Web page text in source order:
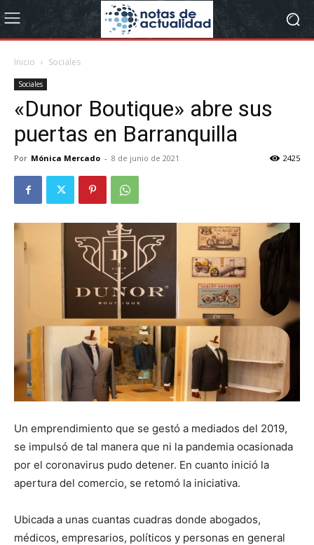
Inicio Sociales
Sociales
«Dunor Boutique» abre sus
puertas en Barranquilla
Por Mónica Mercado - 8 de junio de 2021 2425
Un emprendimiento que se gestó a mediados del 2019,
se impulsó de tal manera que ni la pandemia ocasionada
por el coronavirus pudo detener. En cuanto inició la
apertura del comercio, se retomó la iniciativa.
Ubicada a unas cuantas cuadras donde abogados,
médicos, empresarios, políticos y personas en general